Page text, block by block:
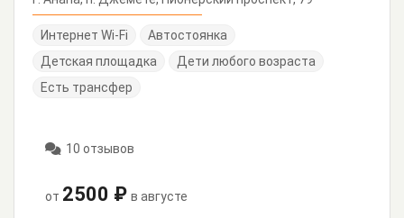
Интернет Wi-Fi
Автостоянка
Детская площадка
Дети любого возраста
Есть трансфер
10 отзывов
от 2500 ₽ в августе